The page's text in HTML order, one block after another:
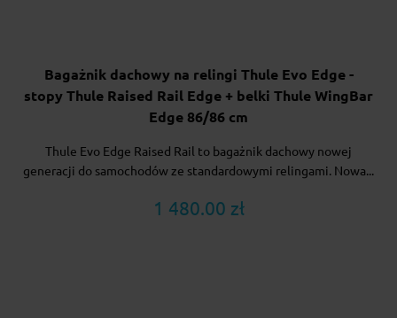
Bagażnik dachowy na relingi Thule Evo Edge -
stopy Thule Raised Rail Edge + belki Thule WingBar
Edge 86/86 cm
Thule Evo Edge Raised Rail to bagażnik dachowy nowej
generacji do samochodów ze standardowymi relingami. Nowa...
1 480.00 zł